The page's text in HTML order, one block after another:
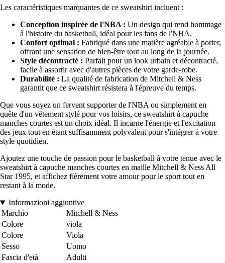
Les caractéristiques marquantes de ce sweatshirt incluent :
Conception inspirée de l'NBA : Un design qui rend hommage
à l'histoire du basketball, idéal pour les fans de l'NBA.
Confort optimal : Fabriqué dans une matière agréable à porter,
offrant une sensation de bien-être tout au long de la journée.
Style décontracté : Parfait pour un look urbain et décontracté,
facile à assortir avec d'autres pièces de votre garde-robe.
Durabilité : La qualité de fabrication de Mitchell & Ness
garantit que ce sweatshirt résistera à l'épreuve du temps.
Que vous soyez un fervent supporter de l'NBA ou simplement en
quête d'un vêtement stylé pour vos loisirs, ce sweatshirt à capuche
manches courtes est un choix idéal. Il incarne l'énergie et l'excitation
des jeux tout en étant suffisamment polyvalent pour s'intégrer à votre
style quotidien.
Ajoutez une touche de passion pour le basketball à votre tenue avec le
sweatshirt à capuche manches courtes en maille Mitchell & Ness All
Star 1995, et affichez fièrement votre amour pour le sport tout en
restant à la mode.
Informazioni aggiuntive
Marchio
Mitchell & Ness
Colore
viola
Colore
Viola
Sesso
Uomo
Fascia d'età
Adulti